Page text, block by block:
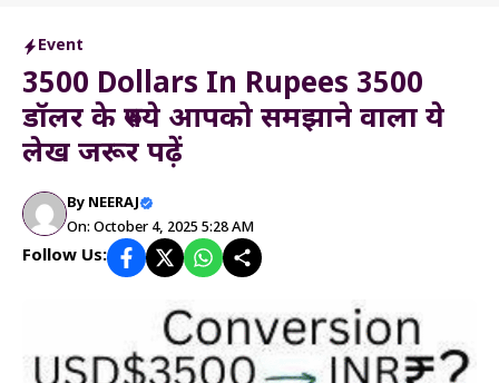
Event
3500 Dollars In Rupees 3500
डॉलर के रुपये आपको समझाने वाला ये
लेख जरूर पढ़ें
By NEERAJ
On: October 4, 2025 5:28 AM
Follow Us: